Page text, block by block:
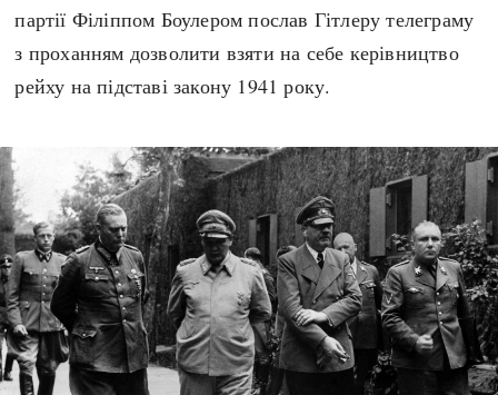
партії Філіппом Боулером послав Гітлеру телеграму
з проханням дозволити взяти на себе керівництво
рейху на підставі закону 1941 року.